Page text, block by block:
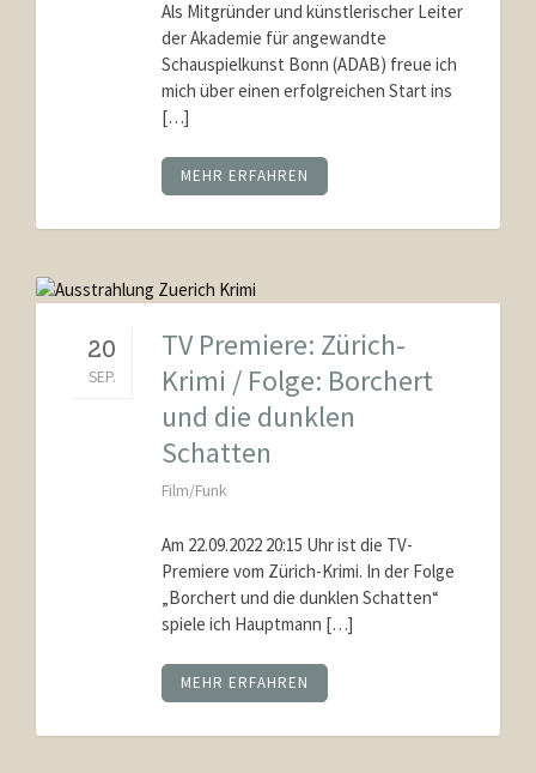
Als Mitgründer und künstlerischer Leiter
der Akademie für angewandte
Schauspielkunst Bonn (ADAB) freue ich
mich über einen erfolgreichen Start ins
[…]
MEHR ERFAHREN
20
SEP.
TV Premiere: Zürich-
Krimi / Folge: Borchert
und die dunklen
Schatten
Film/Funk
Am 22.09.2022 20:15 Uhr ist die TV-
Premiere vom Zürich-Krimi. In der Folge
„Borchert und die dunklen Schatten“
spiele ich Hauptmann […]
MEHR ERFAHREN